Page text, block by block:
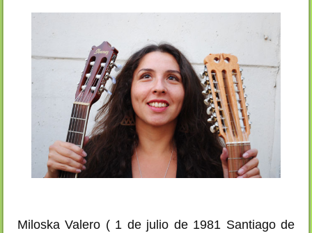
Miloska Valero ( 1 de julio de 1981 Santiago de